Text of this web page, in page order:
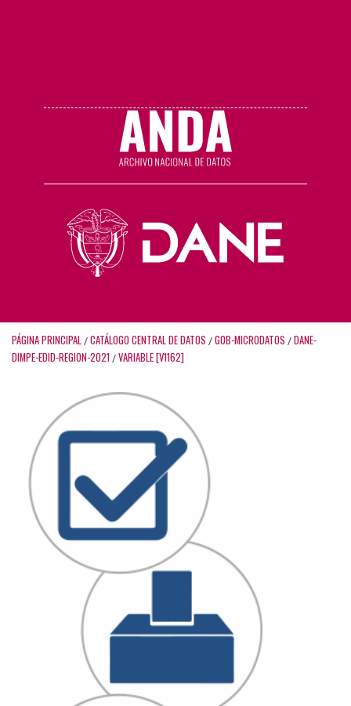
PÁGINA PRINCIPAL / CATÁLOGO CENTRAL DE DATOS / GOB-MICRODATOS / DANE-
DIMPE-EDID-REGION-2021 / VARIABLE [V1162]